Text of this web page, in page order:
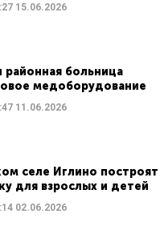
15.06.2026
районная больница
медоборудование
11.06.2026
селе Иглино построят
для взрослых и детей
02.06.2026